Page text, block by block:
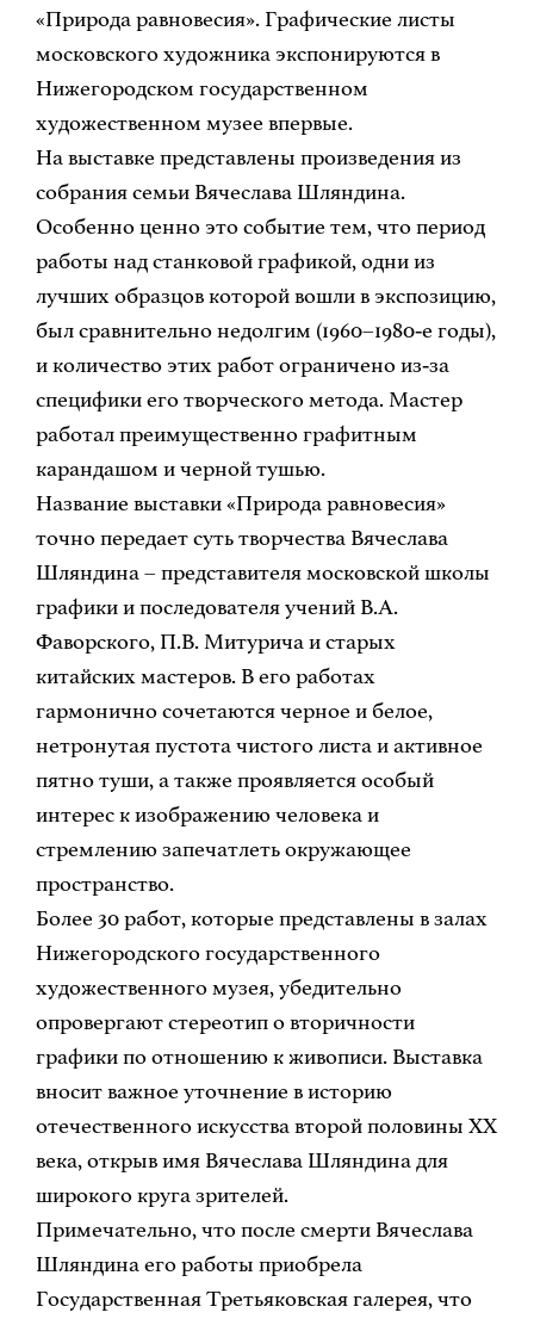
«Природа равновесия». Графические листы
московского художника экспонируются в
Нижегородском государственном
художественном музее впервые.
На выставке представлены произведения из
собрания семьи Вячеслава Шляндина.
Особенно ценно это событие тем, что период
работы над станковой графикой, одни из
лучших образцов которой вошли в экспозицию,
был сравнительно недолгим (1960–1980‑е годы),
и количество этих работ ограничено из‑за
специфики его творческого метода. Мастер
работал преимущественно графитным
карандашом и черной тушью.
Название выставки «Природа равновесия»
точно передает суть творчества Вячеслава
Шляндина – представителя московской школы
графики и последователя учений В.А.
Фаворского, П.В. Митурича и старых
китайских мастеров. В его работах
гармонично сочетаются черное и белое,
нетронутая пустота чистого листа и активное
пятно туши, а также проявляется особый
интерес к изображению человека и
стремлению запечатлеть окружающее
пространство.
Более 30 работ, которые представлены в залах
Нижегородского государственного
художественного музея, убедительно
опровергают стереотип о вторичности
графики по отношению к живописи. Выставка
вносит важное уточнение в историю
отечественного искусства второй половины XX
века, открыв имя Вячеслава Шляндина для
широкого круга зрителей.
Примечательно, что после смерти Вячеслава
Шляндина его работы приобрела
Государственная Третьяковская галерея, что